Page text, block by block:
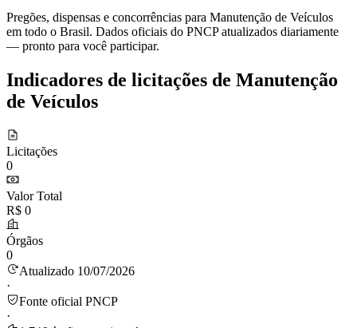
Pregões, dispensas e concorrências para Manutenção de Veículos
em todo o Brasil. Dados oficiais do PNCP atualizados diariamente
— pronto para você participar.
Indicadores de licitações de Manutenção
de Veículos
Licitações
0
Valor Total
R$ 0
Órgãos
0
Atualizado 10/07/2026
·
Fonte oficial PNCP
·